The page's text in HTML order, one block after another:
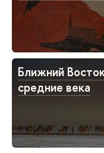
Ближний
средние века